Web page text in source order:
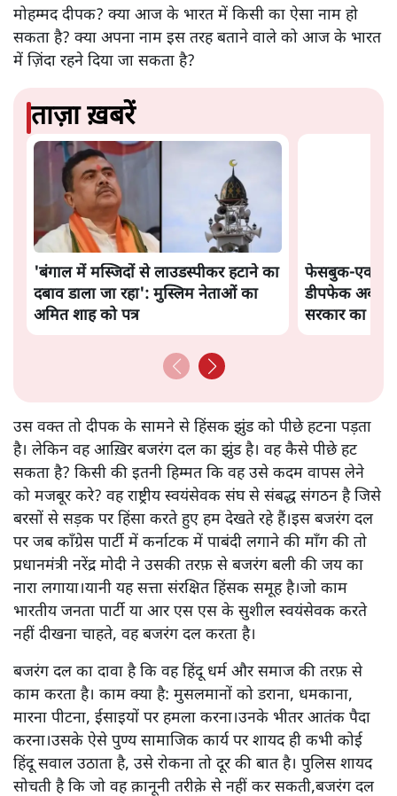
मोहम्मद दीपक? क्या आज के भारत में किसी का ऐसा नाम हो
सकता है? क्या अपना नाम इस तरह बताने वाले को आज के भारत
में ज़िंदा रहने दिया जा सकता है?
ताज़ा ख़बरें
'बंगाल में मस्जिदों से लाउडस्पीकर हटाने का
दबाव डाला जा रहा': मुस्लिम नेताओं का
अमित शाह को पत्र
फेसबुक-एक्स
डीपफेक अब 36
सरकार का नया
उस वक्त तो दीपक के सामने से हिंसक झुंड को पीछे हटना पड़ता
है। लेकिन वह आख़िर बजरंग दल का झुंड है। वह कैसे पीछे हट
सकता है? किसी की इतनी हिम्मत कि वह उसे कदम वापस लेने
को मजबूर करे? वह राष्ट्रीय स्वयंसेवक संघ से संबद्ध संगठन है जिसे
बरसों से सड़क पर हिंसा करते हुए हम देखते रहे हैं।इस बजरंग दल
पर जब कॉंग्रेस पार्टी में कर्नाटक में पाबंदी लगाने की माँग की तो
प्रधानमंत्री नरेंद्र मोदी ने उसकी तरफ़ से बजरंग बली की जय का
नारा लगाया।यानी यह सत्ता संरक्षित हिंसक समूह है।जो काम
भारतीय जनता पार्टी या आर एस एस के सुशील स्वयंसेवक करते
नहीं दीखना चाहते, वह बजरंग दल करता है।
बजरंग दल का दावा है कि वह हिंदू धर्म और समाज की तरफ़ से
काम करता है। काम क्या है: मुसलमानों को डराना, धमकाना,
मारना पीटना, ईसाइयों पर हमला करना।उनके भीतर आतंक पैदा
करना।उसके ऐसे पुण्य सामाजिक कार्य पर शायद ही कभी कोई
हिंदू सवाल उठाता है, उसे रोकना तो दूर की बात है। पुलिस शायद
सोचती है कि जो वह क़ानूनी तरीक़े से नहीं कर सकती,बजरंग दल